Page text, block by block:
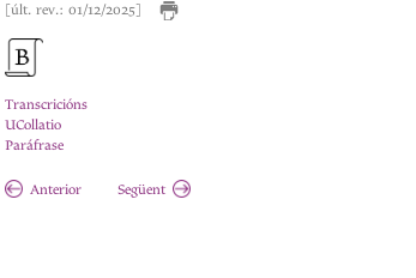
[últ. rev.: 01/12/2025]
Transcricións
UCollatio
Paráfrase
Anterior Següent